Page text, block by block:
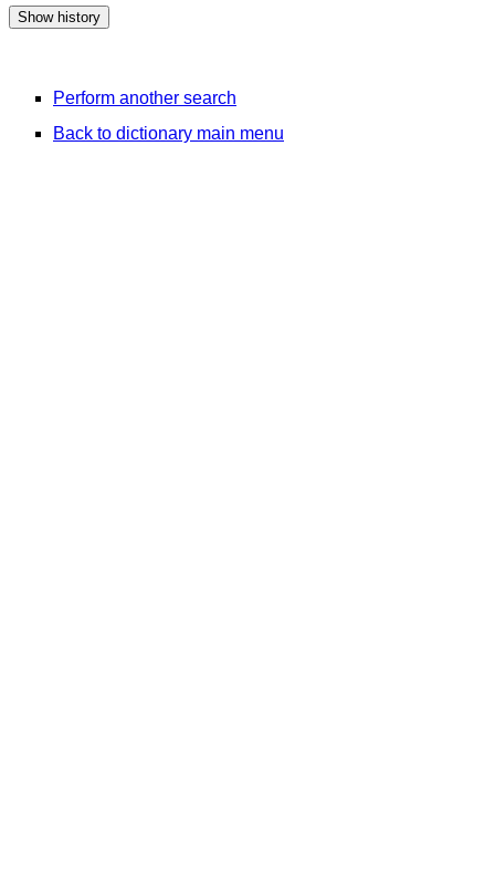
Perform another search
Back to dictionary main menu